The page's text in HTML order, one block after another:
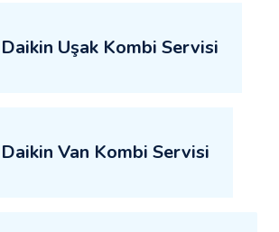
Daikin Uşak Kombi Servisi
Daikin Van Kombi Servisi